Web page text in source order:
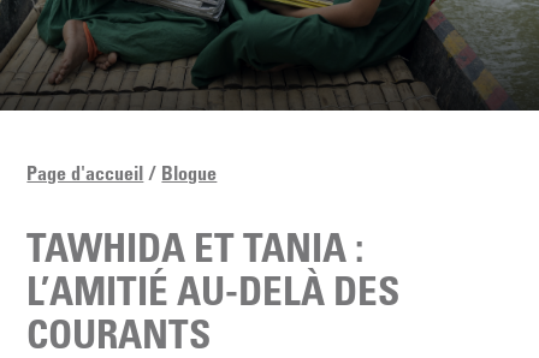
Page d'accueil Blogue
TAWHIDA ET TANIA :
L’AMITIÉ AU-DELÀ DES
COURANTS